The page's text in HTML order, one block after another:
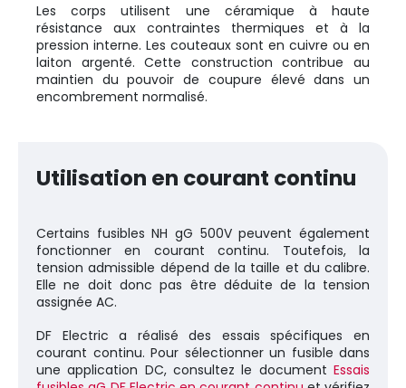
Les corps utilisent une céramique à haute
résistance aux contraintes thermiques et à la
pression interne. Les couteaux sont en cuivre ou en
laiton argenté. Cette construction contribue au
maintien du pouvoir de coupure élevé dans un
encombrement normalisé.
Utilisation en courant continu
Certains fusibles NH gG 500V peuvent également
fonctionner en courant continu. Toutefois, la
tension admissible dépend de la taille et du calibre.
Elle ne doit donc pas être déduite de la tension
assignée AC.
DF Electric a réalisé des essais spécifiques en
courant continu. Pour sélectionner un fusible dans
une application DC, consultez le document Essais